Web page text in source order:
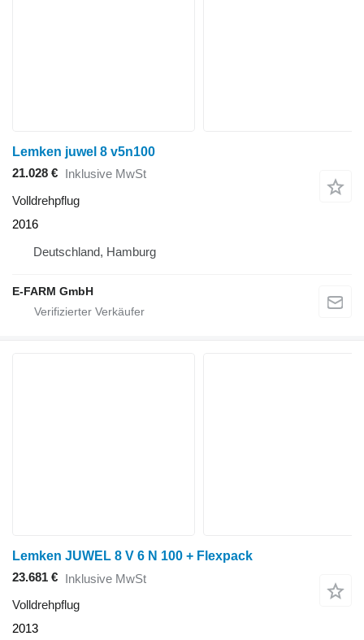
Lemken juwel 8 v5n100
21.028 € Inklusive MwSt
Volldrehpflug
2016
Deutschland, Hamburg
E-FARM GmbH
Lemken JUWEL 8 V 6 N 100 + Flexpack
23.681 € Inklusive MwSt
Volldrehpflug
2013